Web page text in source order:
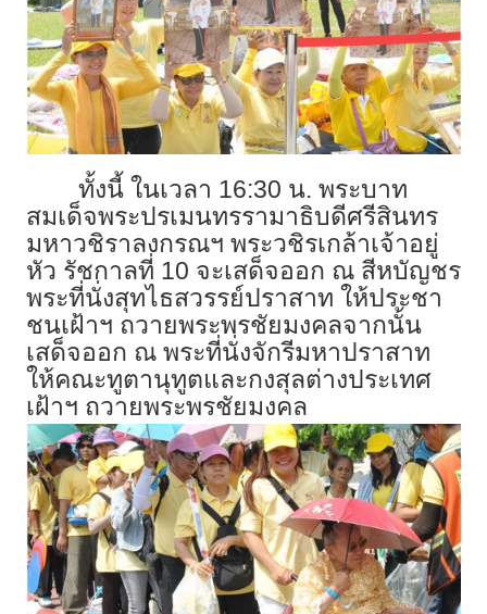
ทั้งนี้ ในเวลา 16:30 น. พระบาท
สมเด็จพระปรเมนทรรามาธิบดีศรีสินทร
มหาวชิราลงกรณฯ พระวชิรเกล้าเจ้าอยู่
หัว รัชกาลที่ 10 จะเสด็จออก ณ สีหบัญชร
พระที่นั่งสุทไธสวรรย์ปราสาท ให้ประชา
ชนเฝ้าฯ ถวายพระพรชัยมงคลจากนั้น
เสด็จออก ณ พระที่นั่งจักรีมหาปราสาท
ให้คณะทูตานุทูตและกงสุลต่างประเทศ
เฝ้าฯ ถวายพระพรชัยมงคล